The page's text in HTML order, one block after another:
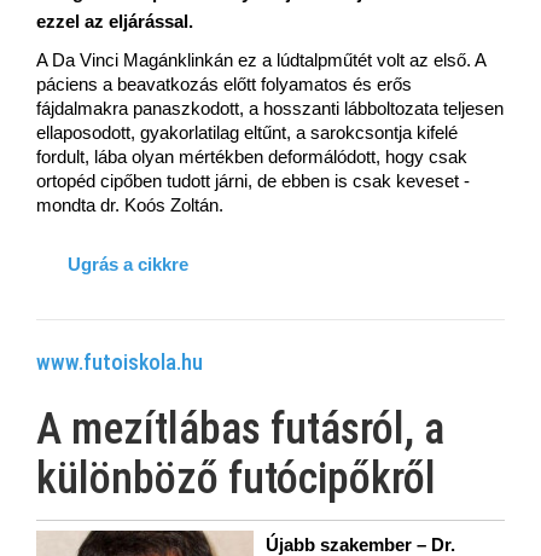
ezzel az eljárással.
A Da Vinci Magánklinkán ez a lúdtalpműtét volt az első. A
páciens a beavatkozás előtt folyamatos és erős
fájdalmakra panaszkodott, a hosszanti lábboltozata teljesen
ellaposodott, gyakorlatilag eltűnt, a sarokcsontja kifelé
fordult, lába olyan mértékben deformálódott, hogy csak
ortopéd cipőben tudott járni, de ebben is csak keveset -
mondta dr. Koós Zoltán.
Ugrás a cikkre
www.futoiskola.hu
A mezítlábas futásról, a
különböző futócipőkről
Újabb szakember – Dr.